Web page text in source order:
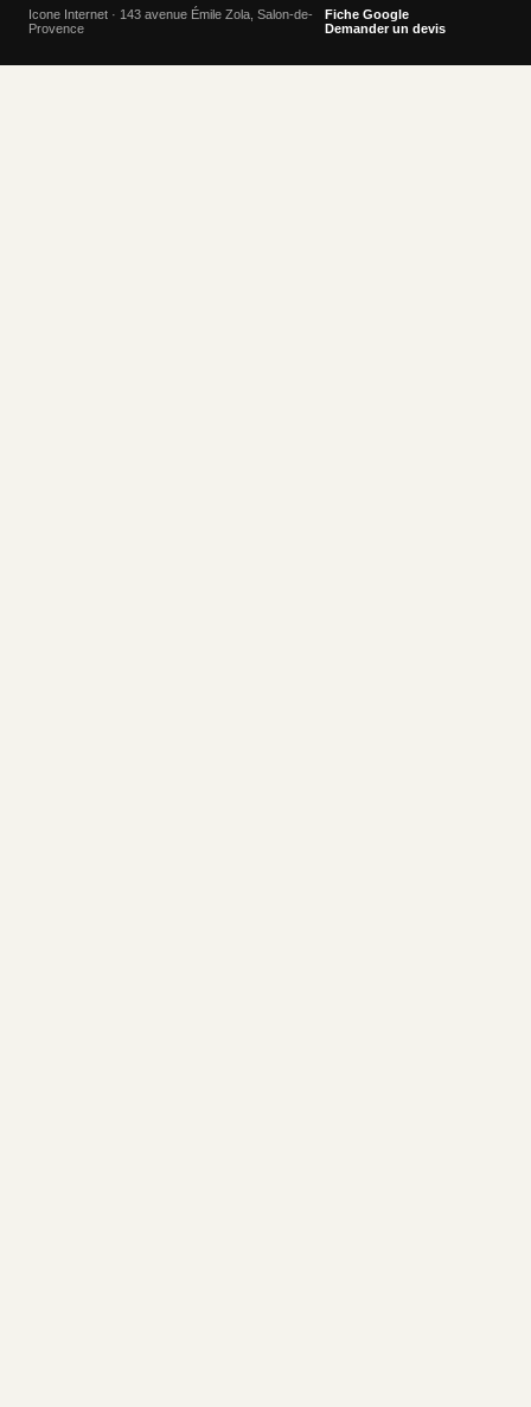
Icone Internet · 143 avenue Émile Zola, Salon-de-
Provence
Fiche Google
Demander un devis